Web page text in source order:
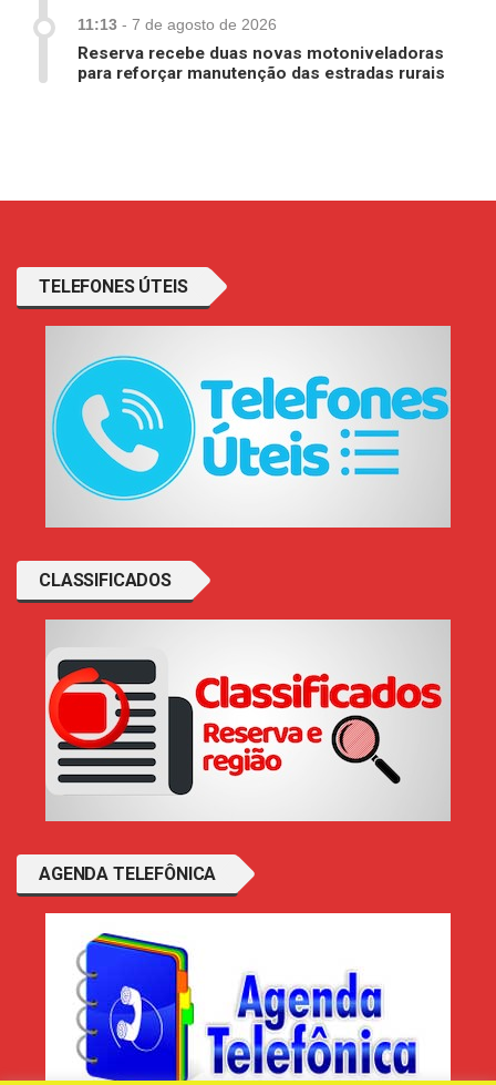
11:13 - 7 de agosto de 2026
Reserva recebe duas novas motoniveladoras
para reforçar manutenção das estradas rurais
TELEFONES ÚTEIS
CLASSIFICADOS
AGENDA TELEFÔNICA